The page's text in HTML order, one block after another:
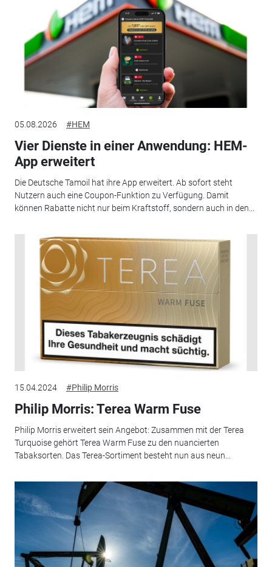
05.08.2026 #HEM
Vier Dienste in einer Anwendung: HEM-
App erweitert
Die Deutsche Tamoil hat ihre App erweitert. Ab sofort steht
Nutzern auch eine Coupon-Funktion zu Verfügung. Damit
können Rabatte nicht nur beim Kraftstoff, sondern auch in den...
15.04.2024 #Philip Morris
Philip Morris: Terea Warm Fuse
Philip Morris erweitert sein Angebot: Zusammen mit der Terea
Turquoise gehört Terea Warm Fuse zu den nuancierten
Tabaksorten. Das Terea-Sortiment besteht nun aus neun...